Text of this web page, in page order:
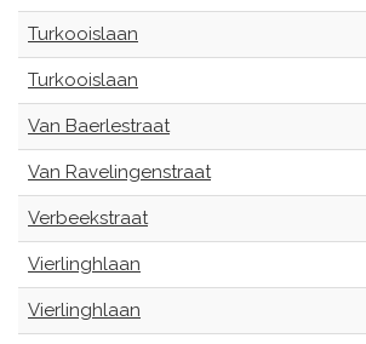
Turkooislaan
Turkooislaan
Van Baerlestraat
Van Ravelingenstraat
Verbeekstraat
Vierlinghlaan
Vierlinghlaan